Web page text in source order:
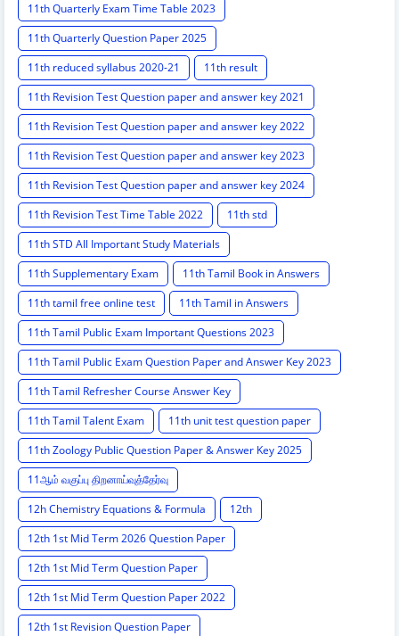
11th Quarterly Exam Time Table 2023
11th Quarterly Question Paper 2025
11th reduced syllabus 2020-21
11th result
11th Revision Test Question paper and answer key 2021
11th Revision Test Question paper and answer key 2022
11th Revision Test Question paper and answer key 2023
11th Revision Test Question paper and answer key 2024
11th Revision Test Time Table 2022
11th std
11th STD All Important Study Materials
11th Supplementary Exam
11th Tamil Book in Answers
11th tamil free online test
11th Tamil in Answers
11th Tamil Public Exam Important Questions 2023
11th Tamil Public Exam Question Paper and Answer Key 2023
11th Tamil Refresher Course Answer Key
11th Tamil Talent Exam
11th unit test question paper
11th Zoology Public Question Paper & Answer Key 2025
11ஆம் வகுப்பு திறனாய்வுத்தேர்வு
12h Chemistry Equations & Formula
12th
12th 1st Mid Term 2026 Question Paper
12th 1st Mid Term Question Paper
12th 1st Mid Term Question Paper 2022
12th 1st Revision Question Paper